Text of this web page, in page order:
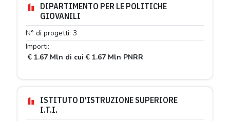
DIPARTIMENTO PER LE POLITICHE
GIOVANILI
N° di progetti: 3
Importi:
€ 1.67 Mln di cui € 1.67 Mln PNRR
ISTITUTO D'ISTRUZIONE SUPERIORE
I.T.I.